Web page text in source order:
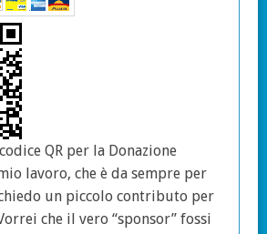
QR per la Donazione
lavoro, che è da sempre per
un piccolo contributo per
che il vero “sponsor” fossi